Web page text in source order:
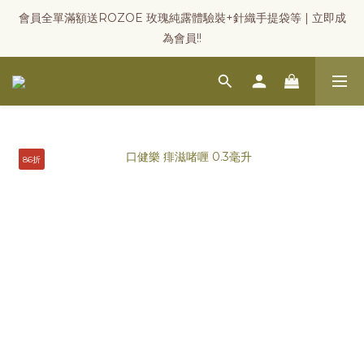
會員全單滿額送ROZOE 玫瑰純露體驗裝+針織手提袋等 | 立即成
為會員!!
86折